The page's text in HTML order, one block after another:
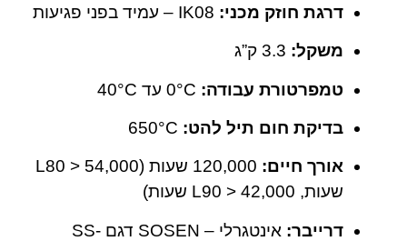
דרגת חוזק מכני:
משקל:
טמפרטורת עבודה:
בדיקת חום תיל להט:
אורך חיים:
‎120,000 שעות (L80 > 54,000
שעות, L90 > 42,000 שעות)
דרייבר:
אינטגרלי – SOSEN דגם SS-